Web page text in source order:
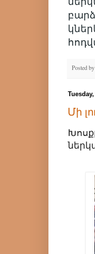
Posted by
Մի